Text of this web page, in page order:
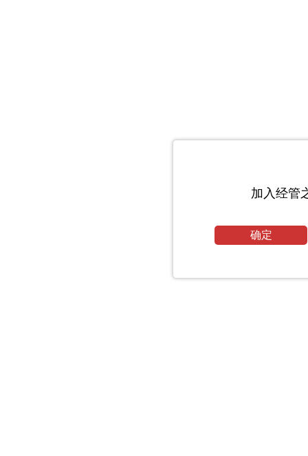
加入经管
确定